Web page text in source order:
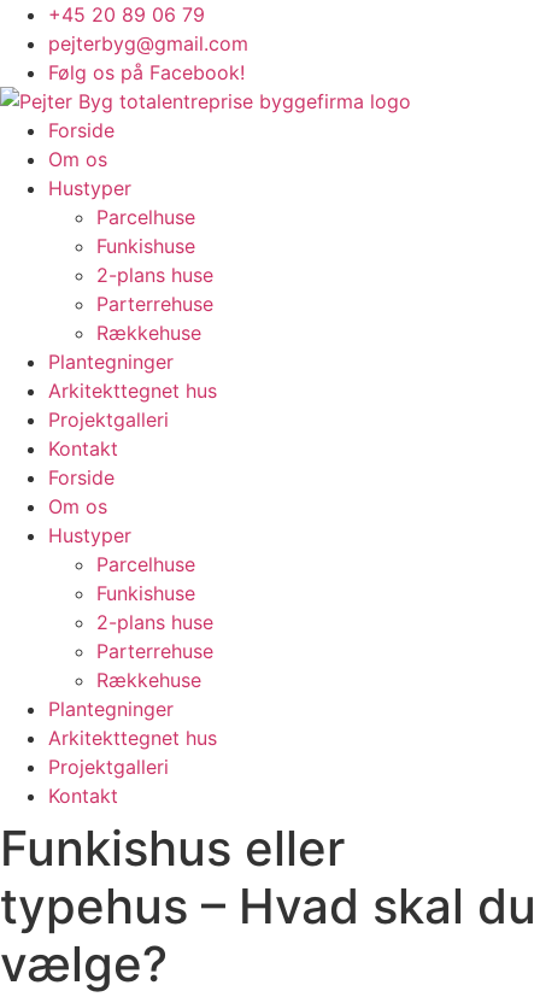
Videre
indhold
+45 20 89 06 79
pejterbyg@gmail.com
Følg os på Facebook!
Forside
Om os
Hustyper
Parcelhuse
Funkishuse
2-plans huse
Parterrehuse
Rækkehuse
Plantegninger
Arkitekttegnet hus
Projektgalleri
Kontakt
Forside
Om os
Hustyper
Parcelhuse
Funkishuse
2-plans huse
Parterrehuse
Rækkehuse
Plantegninger
Arkitekttegnet hus
Projektgalleri
Kontakt
Funkishus eller
typehus – Hvad skal du
vælge?